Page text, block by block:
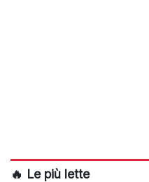
🔥 Le più lette